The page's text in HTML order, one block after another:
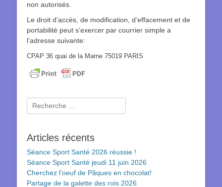
non autorisés.
Le droit d’accès, de modification, d’effacement et de
portabilité peut s’exercer par courrier simple a
l’adresse suivante:
CPAP 36 quai de la Marne 75019 PARIS
Rechercher :
Articles récents
Séance Sport Santé 2026 réussie !
Séance Sport Santé jeudi 11 juin 2026
Cherchez l’oeuf de Pâques en chocolat!
Partage de la galette des rois 2026